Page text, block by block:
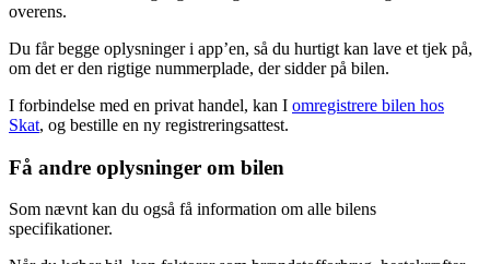
overens.
Du får begge oplysninger i app’en, så du hurtigt kan lave et tjek på,
om det er den rigtige nummerplade, der sidder på bilen.
I forbindelse med en privat handel, kan I omregistrere bilen hos
Skat, og bestille en ny registreringsattest.
Få andre oplysninger om bilen
Som nævnt kan du også få information om alle bilens
specifikationer.